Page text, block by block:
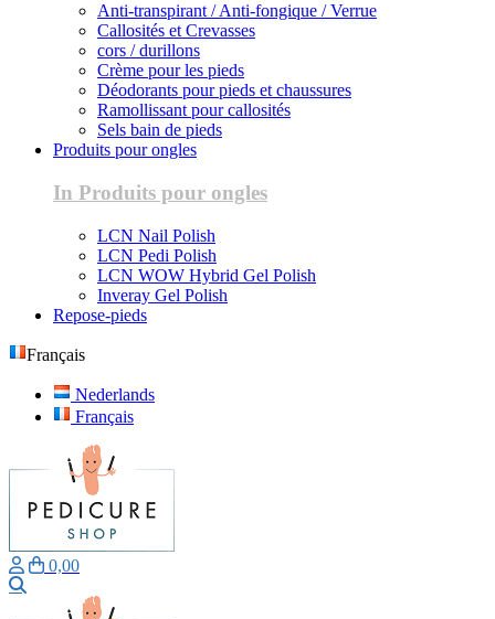
Anti-transpirant / Anti-fongique / Verrue
Callosités et Crevasses
cors / durillons
Crème pour les pieds
Déodorants pour pieds et chaussures
Ramollissant pour callosités
Sels bain de pieds
Produits pour ongles
In Produits pour ongles
LCN Nail Polish
LCN Pedi Polish
LCN WOW Hybrid Gel Polish
Inveray Gel Polish
Repose-pieds
Français
Nederlands
Français
0,00